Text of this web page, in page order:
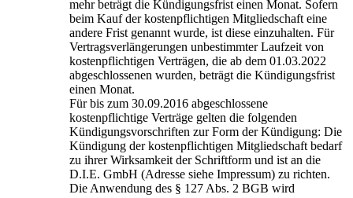
mehr beträgt die Kündigungsfrist einen Monat. Sofern
beim Kauf der kostenpflichtigen Mitgliedschaft eine
andere Frist genannt wurde, ist diese einzuhalten. Für
Vertragsverlängerungen unbestimmter Laufzeit von
kostenpflichtigen Verträgen, die ab dem 01.03.2022
abgeschlossenen wurden, beträgt die Kündigungsfrist
einen Monat.
Für bis zum 30.09.2016 abgeschlossene
kostenpflichtige Verträge gelten die folgenden
Kündigungsvorschriften zur Form der Kündigung: Die
Kündigung der kostenpflichtigen Mitgliedschaft bedarf
zu ihrer Wirksamkeit der Schriftform und ist an die
D.I.E. GmbH (Adresse siehe Impressum) zu richten.
Die Anwendung des § 127 Abs. 2 BGB wird